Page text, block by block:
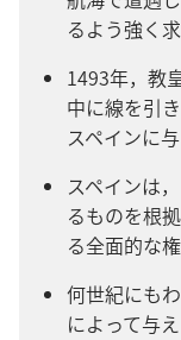
る​よう​強く​求
1493​年，教
中​に​線​を​引
スペイン​に​与
スペイン​は
る​もの​を​根
る​全面​的​な​
何​世紀​に​も​
に​よっ​て​与